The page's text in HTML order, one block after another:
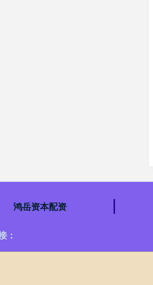
鸿岳资本配资
：